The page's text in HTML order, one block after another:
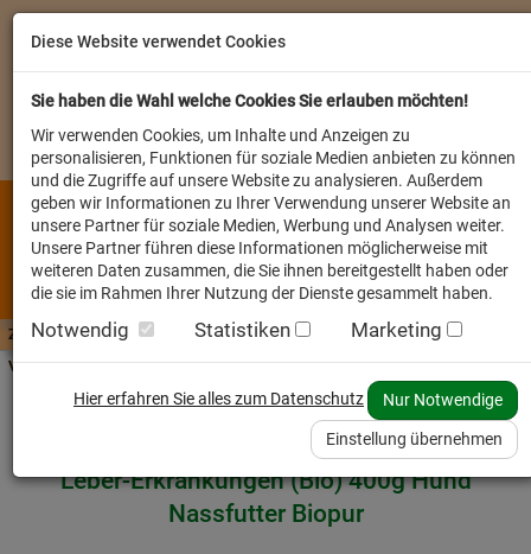
Zutaten A-Z Futterwissen mit Vorrat SPAREN AllesFinder
Service FAQ
Verkäufer vor Ort
Startseite Heimtier Hund Nassfutter
Leber-Erkrankungen (Bio) 400g Hund
Nassfutter Biopur
Diese Website verwendet Cookies
Sie haben die Wahl welche Cookies Sie erlauben möchten!
Wir verwenden Cookies, um Inhalte und Anzeigen zu
personalisieren, Funktionen für soziale Medien anbieten zu können
und die Zugriffe auf unsere Website zu analysieren. Außerdem
geben wir Informationen zu Ihrer Verwendung unserer Website an
unsere Partner für soziale Medien, Werbung und Analysen weiter.
Unsere Partner führen diese Informationen möglicherweise mit
weiteren Daten zusammen, die Sie ihnen bereitgestellt haben oder
die sie im Rahmen Ihrer Nutzung der Dienste gesammelt haben.
Notwendig Statistiken Marketing
Hier erfahren Sie alles zum Datenschutz Nur Notwendige
Einstellung übernehmen